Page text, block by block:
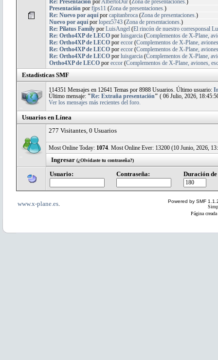
Re: Presentación porAlbertoDur (Zona de presentaciones.)
Presentación por fjps11 (Zona de presentaciones.)
Re: Nuevo por aquípor capitanbroca (Zona de presentaciones.)
Nuevo por aquípor lopez5743 (Zona de presentaciones.)
Re: Pilatus Family por LuisAngel (El rincón de nuestro corresponsal
Re: Ortho4XP de LECO por luisgarcia (Complementos de X-Plane,
Re: Ortho4XP de LECO por eccor (Complementos de X-Plane,
Re: Ortho4XP de LECO por eccor (Complementos de X-Plane,
Re: Ortho4XP de LECO por luisgarcia (Complementos de X-Plane,
Ortho4XP de LECO por eccor (Complementos de X-Plane, aviones,
Estadísticas SMF
114351 Mensajes en 12641 Temas por 8988 Usuarios. Último usuario:
Último mensaje: "Re: Extraña presentación" ( 06 Julio, 2026,
Ver los mensajes más recientes del foro.
Usuarios en Línea
277 Visitantes, 0 Usuarios
Most Online Today: 1074. Most Online Ever: 13200 (10 Junio, 2026,
Ingresar (¿Olvidaste tu contraseña?)
Usuario: Contraseña: Duración de
www.x-plane.es
Powered by SMF
Página